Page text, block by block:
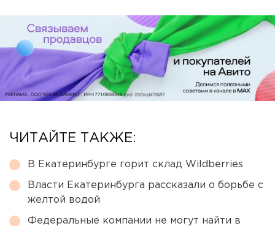
ЧИТАЙТЕ ТАКЖЕ:
В Екатеринбурге горит склад Wildberries
Власти Екатеринбурга рассказали о борьбе с
желтой водой
Федеральные компании не могут найти в